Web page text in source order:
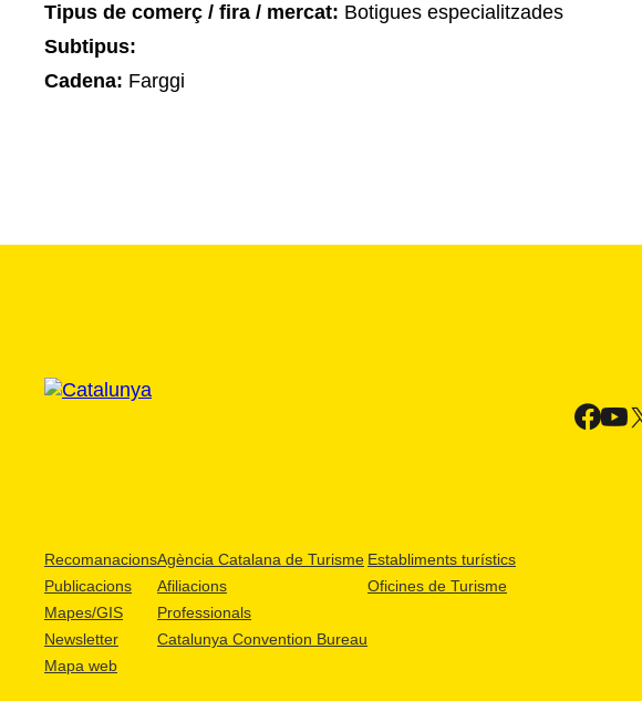
Tipus de comerç / fira / mercat: Botigues especialitzades
Subtipus:
Cadena: Farggi
Recomanacions
Publicacions
Mapes/GIS
Newsletter
Mapa web
Agència Catalana de Turisme
Afiliacions
Professionals
Catalunya Convention Bureau
Establiments turístics
Oficines de Turisme